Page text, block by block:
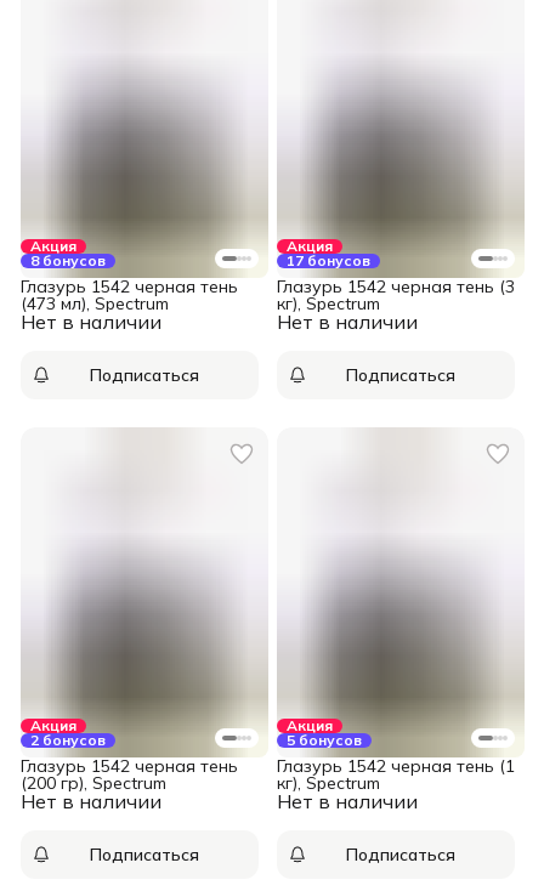
Акция
8 бонусов
Нет в наличии
Глазурь 1542 черная тень
(473 мл), Spectrum
Подписаться
Акция
17 бонусов
Нет в наличии
Глазурь 1542 черная тень (3
кг), Spectrum
Подписаться
Акция
2 бонусов
Нет в наличии
Глазурь 1542 черная тень
(200 гр), Spectrum
Подписаться
Акция
5 бонусов
Нет в наличии
Глазурь 1542 черная тень (1
кг), Spectrum
Подписаться